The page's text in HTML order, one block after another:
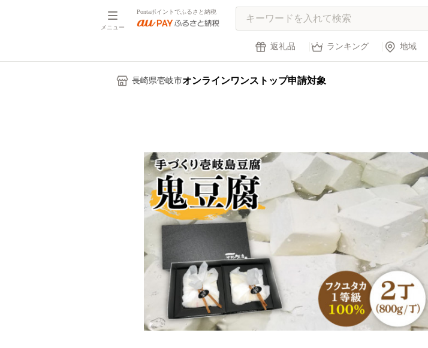
メニュー
Pontaポイントでふるさと納税
返礼品 ランキング 地域
長崎県壱岐市オンラインワンストップ申請対象